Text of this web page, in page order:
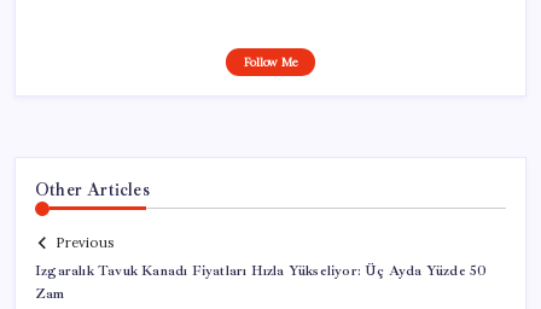
Follow Me
Other Articles
Previous
Izgaralık Tavuk Kanadı Fiyatları Hızla Yükseliyor: Üç Ayda Yüzde 50
Zam